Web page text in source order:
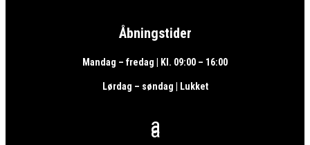
Åbningstider
Mandag – fredag | Kl. 09:00 – 16:00
Lørdag – søndag | Lukket